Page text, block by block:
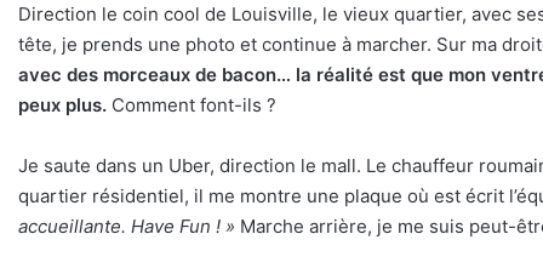
Direction le coin cool de Louisville, le vieux quartier, avec
tête, je prends une photo et continue à marcher. Sur ma
avec des morceaux de bacon… la réalité est que mon
peux plus. Comment font-ils ?
Je saute dans un Uber, direction le mall. Le chauffeur
quartier résidentiel, il me montre une plaque où est écrit
accueillante. Have Fun ! » Marche arrière, je me suis peut-